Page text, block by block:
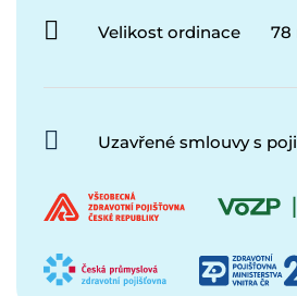
Velikost ordinace 78
Uzavřené smlouvy s